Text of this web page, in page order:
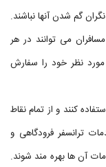
گم شدن آنها نباشند.
۲۴ ساعته است و مسافران می توانند در هر
مورد نظر خود را سفارش
کنند و از تمام نقاط
ترانسفر فرودگاهی و
آن ها بهره مند شوند.